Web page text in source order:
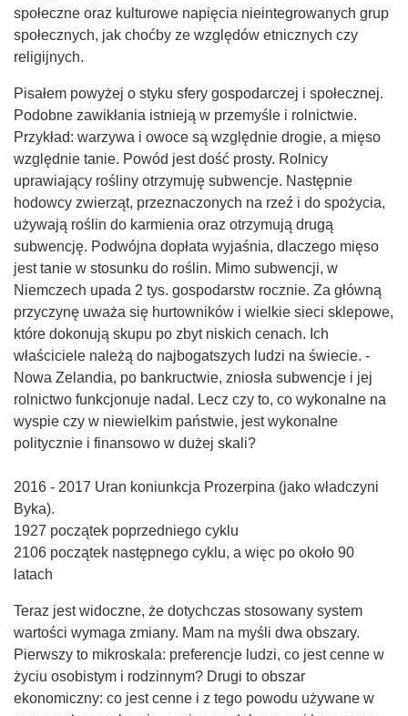
społeczne oraz kulturowe napięcia nieintegrowanych grup
społecznych, jak choćby ze względów etnicznych czy
religijnych.
Pisałem powyżej o styku sfery gospodarczej i społecznej.
Podobne zawikłania istnieją w przemyśle i rolnictwie.
Przykład: warzywa i owoce są względnie drogie, a mięso
względnie tanie. Powód jest dość prosty. Rolnicy
uprawiający rośliny otrzymuję subwencje. Następnie
hodowcy zwierząt, przeznaczonych na rzeź i do spożycia,
używają roślin do karmienia oraz otrzymują drugą
subwencję. Podwójna dopłata wyjaśnia, dlaczego mięso
jest tanie w stosunku do roślin. Mimo subwencji, w
Niemczech upada 2 tys. gospodarstw rocznie. Za główną
przyczynę uważa się hurtowników i wielkie sieci sklepowe,
które dokonują skupu po zbyt niskich cenach. Ich
właściciele należą do najbogatszych ludzi na świecie. -
Nowa Zelandia, po bankructwie, zniosła subwencje i jej
rolnictwo funkcjonuje nadal. Lecz czy to, co wykonalne na
wyspie czy w niewielkim państwie, jest wykonalne
politycznie i finansowo w dużej skali?
2016 - 2017 Uran koniunkcja Prozerpina (jako władczyni
Byka).
1927 początek poprzedniego cyklu
2106 początek następnego cyklu, a więc po około 90
latach
Teraz jest widoczne, że dotychczas stosowany system
wartości wymaga zmiany. Mam na myśli dwa obszary.
Pierwszy to mikroskala: preferencje ludzi, co jest cenne w
życiu osobistym i rodzinnym? Drugi to obszar
ekonomiczny: co jest cenne i z tego powodu używane w